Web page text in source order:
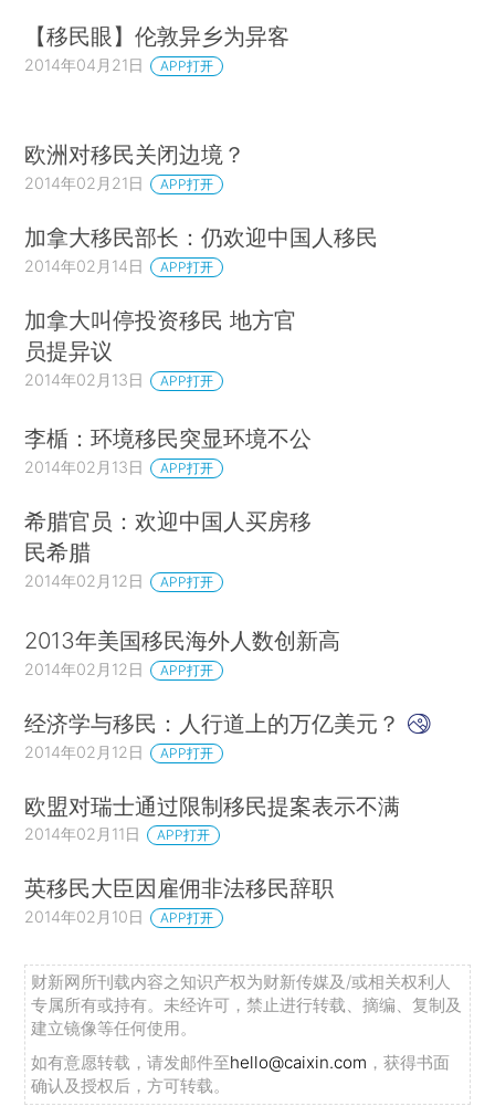
【移民眼】伦敦异乡为异客
2014年04月21日 APP打开
欧洲对移民关闭边境？
2014年02月21日 APP打开
加拿大移民部长：仍欢迎中国人移民
2014年02月14日 APP打开
加拿大叫停投资移民 地方官
员提异议
2014年02月13日 APP打开
李楯：环境移民突显环境不公
2014年02月13日 APP打开
希腊官员：欢迎中国人买房移
民希腊
2014年02月12日 APP打开
2013年美国移民海外人数创新高
2014年02月12日 APP打开
经济学与移民：人行道上的万亿美元？
2014年02月12日 APP打开
欧盟对瑞士通过限制移民提案表示不满
2014年02月11日 APP打开
英移民大臣因雇佣非法移民辞职
2014年02月10日 APP打开
财新网所刊载内容之知识产权为财新传媒及/或相关权利人
专属所有或持有。未经许可，禁止进行转载、摘编、复制及
建立镜像等任何使用。
如有意愿转载，请发邮件至hello@caixin.com ，获得书面
确认及授权后，方可转载。